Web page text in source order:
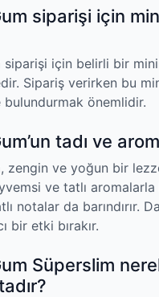
siparişi için
siparişi için belirli bir
Sipariş verirken bu
önemlidir.
tadı ve
zengin ve yoğun bir
ve tatlı
notalar da barındırır.
bir etki bırakır.
Süperslim